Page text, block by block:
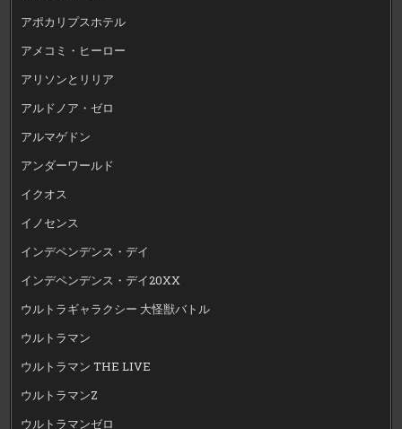
アポカリプスホテル
アメコミ・ヒーロー
アリソンとリリア
アルドノア・ゼロ
アルマゲドン
アンダーワールド
イクオス
イノセンス
インデペンデンス・デイ
インデペンデンス・デイ20XX
ウルトラギャラクシー 大怪獣バトル
ウルトラマン
ウルトラマン THE LIVE
ウルトラマンZ
ウルトラマンゼロ